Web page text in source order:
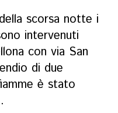
scorsa notte i
intervenuti
con via San
di due
è stato